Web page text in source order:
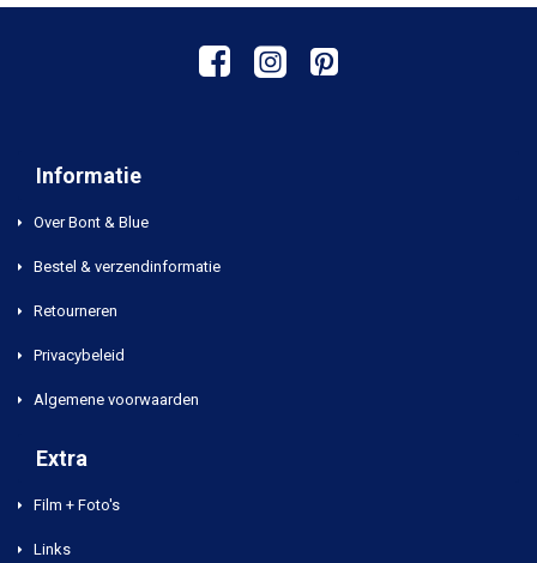
Informatie
Over Bont & Blue
Bestel & verzendinformatie
Retourneren
Privacybeleid
Algemene voorwaarden
Extra
Film + Foto's
Links